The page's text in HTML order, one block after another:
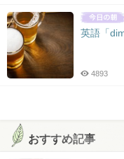
英語「
4893
おすすめ記事